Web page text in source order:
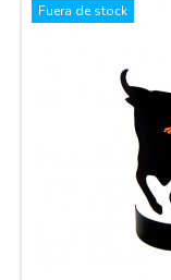
Fuera de stock